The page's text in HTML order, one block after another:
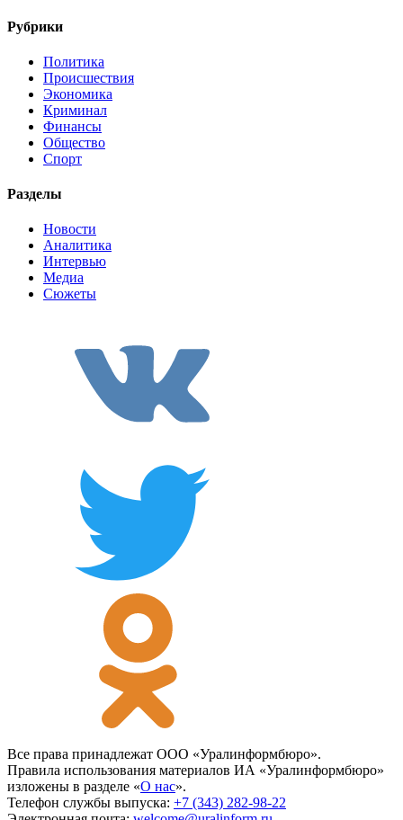
Рубрики
Политика
Происшествия
Экономика
Криминал
Финансы
Общество
Спорт
Разделы
Новости
Аналитика
Интервью
Медиа
Сюжеты
Все права принадлежат ООО «Уралинформбюро».
Правила использования материалов ИА «Уралинформбюро»
изложены в разделе «О нас».
Телефон службы выпуска: +7 (343) 282-98-22